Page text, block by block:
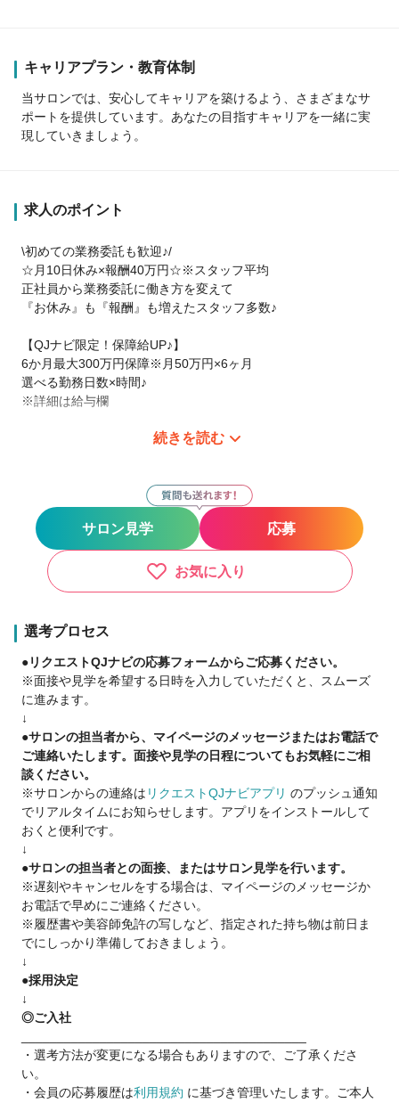
キャリアプラン・教育体制
当サロンでは、安心してキャリアを築けるよう、さまざまなサ
ポートを提供しています。あなたの目指すキャリアを一緒に実
現していきましょう。
求人のポイント
\初めての業務委託も歓迎♪/
☆月10日休み×報酬40万円☆※スタッフ平均
正社員から業務委託に働き方を変えて
『お休み』も『報酬』も増えたスタッフ多数♪
【QJナビ限定！保障給UP♪】
6か月最大300万円保障※月50万円×6ヶ月
選べる勤務日数×時間♪
※詳細は給与欄
※①〜③から１つ選択＋交通費支給
☆スタッフ703名に選ばれる⑤ポイント☆
①完全自由シフト
土日祝休み/週1～/Wワーク/時短勤務
AWARD受賞！グループ月間客数37,000名
スタッフ平均入客数1日7人
③高待遇・充実の手当
・指名歩合UP
・口コミ手当⇒1件1000円
・勤続手当
等
④グループの安定経営
全国80店舗の成長企業
⑤インボイス
消費税は会社負担※当面の間
確定申告サポート制度
☆実は郊外店舗が人気!?スタッフアンケート☆
『神奈川県のスタッフに働き方を聞いてみた♪』
・正社員時よりもお休みも増えて報酬は2倍に！（川崎店在籍
24歳男性）
・集客が好調！グループ全体でも売上上位になりました！（海
続きを読む
サロン見学 応募
お気に入り
選考プロセス
●リクエストQJナビの応募フォームからご応募ください。
※面接や見学を希望する日時を入力していただくと、スムーズ
に進みます。
↓
●サロンの担当者から、マイページのメッセージまたはお電話で
ご連絡いたします。面接や見学の日程についてもお気軽にご相
談ください。
※サロンからの連絡は リクエストQJナビアプリ のプッシュ通知
でリアルタイムにお知らせします。アプリをインストールして
おくと便利です。
↓
●サロンの担当者との面接、またはサロン見学を行います。
※遅刻やキャンセルをする場合は、マイページのメッセージか
お電話で早めにご連絡ください。
※履歴書や美容師免許の写しなど、指定された持ち物は前日ま
でにしっかり準備しておきましょう。
↓
●採用決定
↓
◎ご入社
・選考方法が変更になる場合もありますので、ご了承くださ
い。
・会員の応募履歴は利用規約 に基づき管理いたします。ご本人